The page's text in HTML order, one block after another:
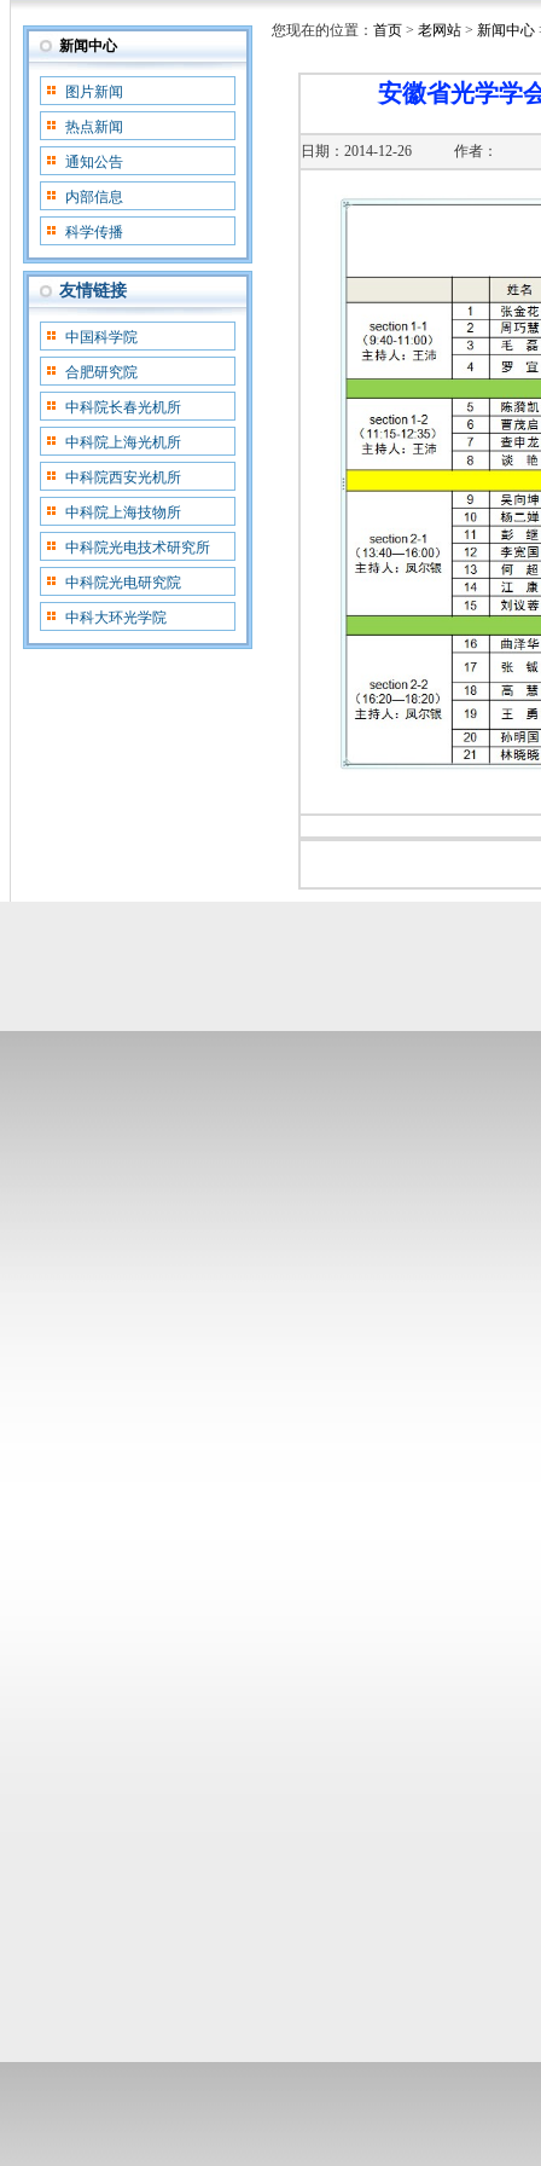
新闻中心
图片新闻
热点新闻
通知公告
内部信息
科学传播
友情链接
中国科学院
合肥研究院
中科院长春光机所
中科院上海光机所
中科院西安光机所
中科院上海技物所
中科院光电技术研究所
中科院光电研究院
中科大环光学院
您现在的位置： 首页 > 老网站 > 新闻中心
安徽省光学学
日期：2014-12-26 作者：